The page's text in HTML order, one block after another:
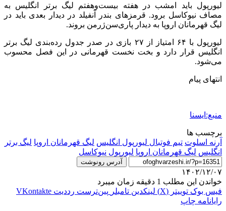
لیورپول باید امشب در هفته بیست‌وهفتم لیگ برتر انگلیس به
مصاف نیوکاسل برود. قرمزهای بندر آنفیلد در دیدار بعدی باید در
لیگ قهرمانان اروپا به دیدار پاری‌سن‌ژرمن بروند.
لیورپول با ۶۴ امتیاز از ۲۷ بازی در صدر جدول رده‌بندی لیگ برتر
انگلیس قرار دارد و بخت نخست قهرمانی در این فصل محسوب
می‌شود.
انتهای پیام
منبع:ایسنا
برچسب ها
آرنه اسلوت تیم فوتبال لیورپول انگلیس ليگ قهرمانان اروپا لیگ برتر
انگلیس لیگ قهرمانان اروپا لیورپول نیوکاسل
آدرس رونوشت
۱۴۰۲/۱۲/۰۷
خواندن این مطلب 1 دقیقه زمان میبرد
فیس بوک توییتر (X) لینکدین ‫تامبلر ‫پین‌ترست ‫رددیت ‫VKontakte
رایانامه چاپ